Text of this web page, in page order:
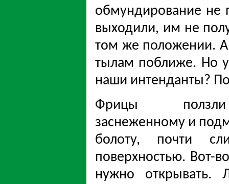
обмундирование не
выходили, им не
том же положении. А
тылам поближе. Но
наши интенданты?
Фрицы
заснеженному и
болоту, почти
поверхностью. Вот-
нужно открывать.